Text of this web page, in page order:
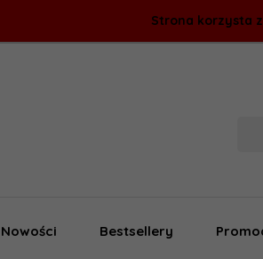
Strona korzysta
Nowości Bestsellery